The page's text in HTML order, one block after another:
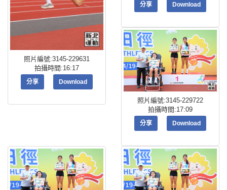
照片編號:3145-229631
拍攝時間:16:17
分享 Download
分享 Download
照片編號:3145-229722
拍攝時間:17:09
分享 Download